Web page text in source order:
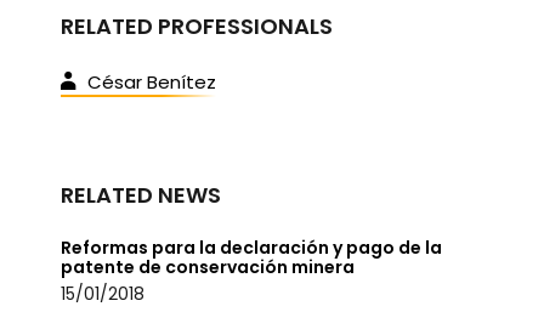
RELATED PROFESSIONALS
César Benítez
RELATED NEWS
Reformas para la declaración y pago de la
patente de conservación minera
15/01/2018